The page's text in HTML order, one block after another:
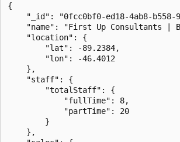
{
"_id": "0fcc0bf0-ed18-4ab8-b558-
"name": "First Up Consultants |
    "location": {
        "lat": -89.2384,
        "lon": -46.4012
    },
    "staff": {
        "totalStaff": {
            "fullTime": 8,
            "partTime": 20
        }
    },